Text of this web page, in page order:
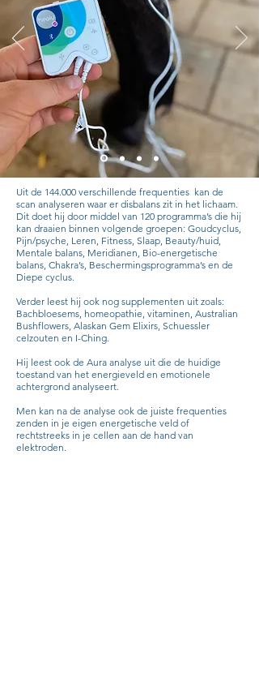
Uit de 144.000 verschillende frequenties kan de
scan analyseren waar er disbalans zit in het lichaam.
Dit doet hij door middel van 120 programma’s die hij
kan draaien binnen volgende groepen: Goudcyclus,
Pijn/psyche, Leren, Fitness, Slaap, Beauty/huid,
Mentale balans, Meridianen, Bio-energetische
balans, Chakra’s, Beschermingsprogramma’s en de
Diepe cyclus.
Verder leest hij ook nog supplementen uit zoals:
Bachbloesems, homeopathie, vitaminen, Australian
Bushflowers, Alaskan Gem Elixirs, Schuessler
celzouten en I-Ching.
Hij leest ook de Aura analyse uit die de huidige
toestand van het energieveld en emotionele
achtergrond analyseert.
Men kan na de analyse ook de juiste frequenties
zenden in je eigen energetische veld of
rechtstreeks in je cellen aan de hand van
elektroden.